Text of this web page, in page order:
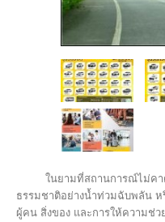
ในยามที่สถานการณ์ไม่คาด
ธรรมชาติอย่างน้ำท่วมฉับพลัน ห
ผู้คน สิ่งของ และการให้ความช่ว